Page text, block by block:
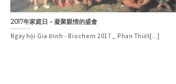
2017年家庭日－凝聚親情的盛會
Ngày hội Gia Đình - Biochem 2017 _ Phan Thiết[...]